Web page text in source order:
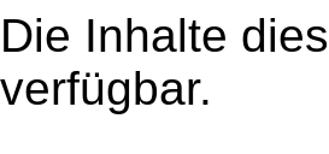
Die Inhalte
verfügbar.